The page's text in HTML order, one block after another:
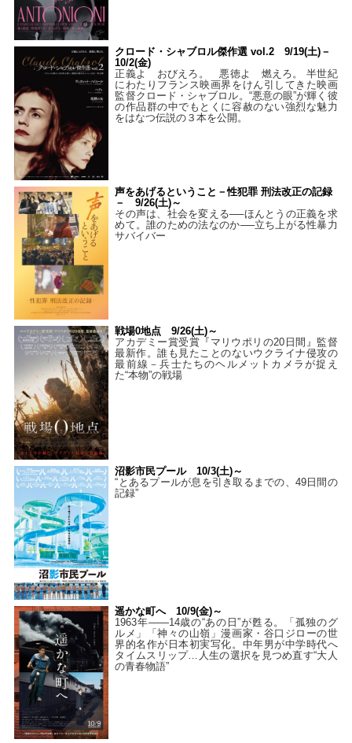
クロード・シャブロル傑作選 vol.2 9/19(土)－
10/2(金)
正義よ おびえろ。 悪徳よ 燃えろ。 半世紀
にわたりフランス映画界をけん引してきた映画
監督クロード・シャブロル。“悪意の眼”が輝く彼
の作品群の中でもとくに容赦のない強烈な魅力
をはなつ伝説の３本を公開。
声をあげるということ－性犯罪 刑法改正の記録
－ 9/26(土)～
その声は、社会を変える──ほんとうの正義を求
めて。誰のための法なのか──立ち上がる性暴力
サバイバー
戦場0地点 9/26(土)～
アカデミー賞受賞『マリウポリの20日間』監督
最新作。誰も見たことのないウクライナ侵攻の
最前線－兵士たちのヘルメットカメラが捉え
た“本物”の戦場
沼影市民プール 10/3(土)～
“とあるプールが息を引き取るまでの、49日間の
記録”
遥かな町へ 10/9(金)～
1963年――14歳の“あの日”が甦る。「孤独のグ
ルメ」「神々の山嶺」漫画家・谷口ジローの世
界的名作が日本初実写化。中年男が中学時代へ
タイムスリップ…人生の選択を見つめ直す“大人
の青春物語”